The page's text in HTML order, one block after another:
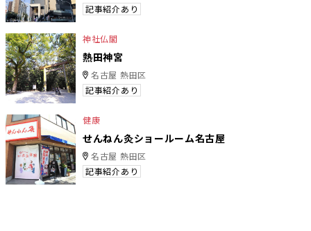
記事紹介あり
神社仏閣
熱田神宮
名古屋 熱田区
記事紹介あり
健康
せんねん灸ショールーム名古屋
名古屋 熱田区
記事紹介あり